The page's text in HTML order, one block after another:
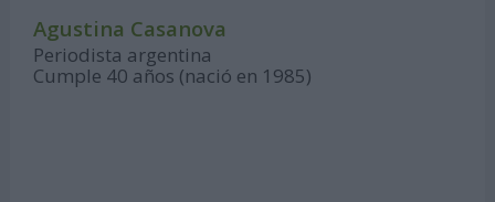
Agustina Casanova
Periodista argentina
Cumple 40 años (nació en 1985)